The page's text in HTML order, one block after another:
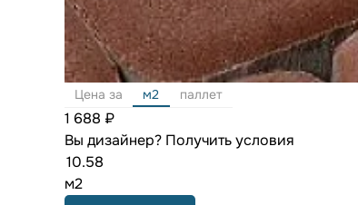
Цена за м2 паллет
1 688 ₽
Вы дизайнер? Получить условия
м2